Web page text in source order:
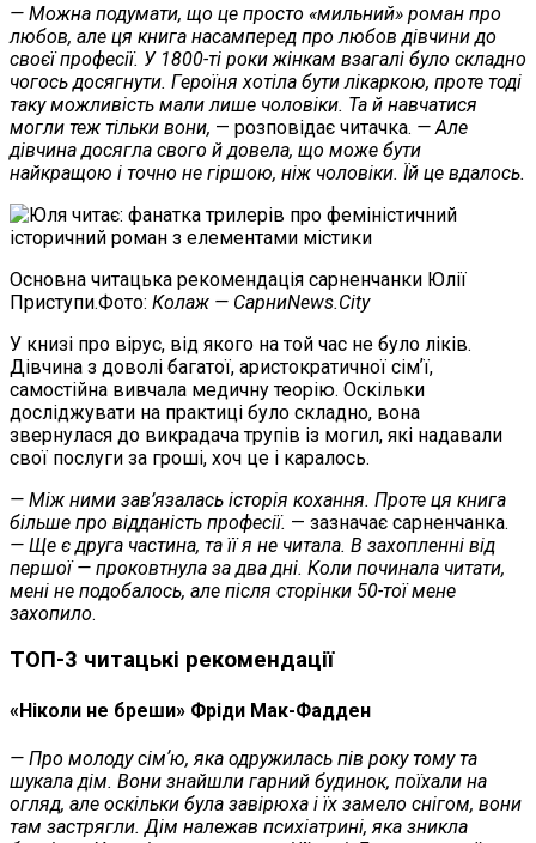
— Можна подумати, що це просто «мильний» роман про
любов, але ця книга насамперед про любов дівчини до
своєї професії. У 1800-ті роки жінкам взагалі було складно
чогось досягнути. Героїня хотіла бути лікаркою, проте тоді
таку можливість мали лише чоловіки. Та й навчатися
могли теж тільки вони, — розповідає читачка. — Але
дівчина досягла свого й довела, що може бути
найкращою і точно не гіршою, ніж чоловіки. Їй це вдалось.
Основна читацька рекомендація сарненчанки Юлії
Приступи.Фото: Колаж — СарниNews.City
У книзі про вірус, від якого на той час не було ліків.
Дівчина з доволі багатої, аристократичної сімʼї,
самостійна вивчала медичну теорію. Оскільки
досліджувати на практиці було складно, вона
звернулася до викрадача трупів із могил, які надавали
свої послуги за гроші, хоч це і каралось.
— Між ними зав’язалась історія кохання. Проте ця книга
більше про відданість професії. — зазначає сарненчанка.
— Ще є друга частина, та її я не читала. В захопленні від
першої — проковтнула за два дні. Коли починала читати,
мені не подобалось, але після сторінки 50-тої мене
захопило.
ТОП-3 читацькі рекомендації
«Ніколи не бреши» Фріди Мак-Фадден
— Про молоду сімʼю, яка одружилась пів року тому та
шукала дім. Вони знайшли гарний будинок, поїхали на
огляд, але оскільки була завірюха і їх замело снігом, вони
там застрягли. Дім належав психіатрині, яка зникла